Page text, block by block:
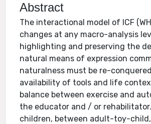
Abstract
The interactional model of ICF
changes at any macro-analysis
highlighting and preserving the
natural means of expression
naturalness must be re-
availability of tools and life
balance between exercise and
the educator and / or
children, between adult-toy-